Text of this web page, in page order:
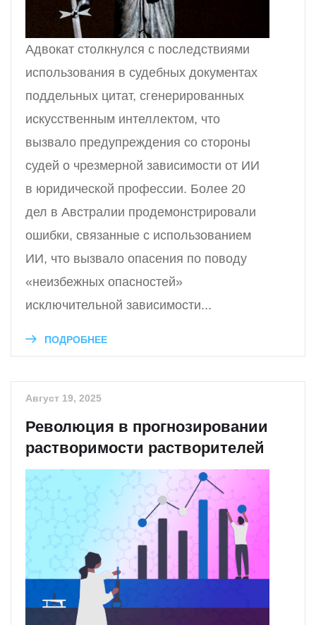
Адвокат столкнулся с последствиями
использования в судебных документах
поддельных цитат, сгенерированных
искусственным интеллектом, что
вызвало предупреждения со стороны
судей о чрезмерной зависимости от ИИ
в юридической профессии. Более 20
дел в Австралии продемонстрировали
ошибки, связанные с использованием
ИИ, что вызвало опасения по поводу
«неизбежных опасностей»
исключительной зависимости...
ПОДРОБНЕЕ
Август 19, 2025
Революция в прогнозировании
растворимости растворителей